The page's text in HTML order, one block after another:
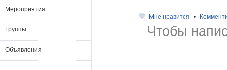
Мне нравится •
Чтобы
Мероприятия
Группы
Объявления